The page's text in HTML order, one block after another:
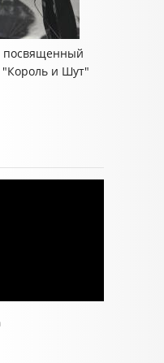
посвященный
"Король и Шут"